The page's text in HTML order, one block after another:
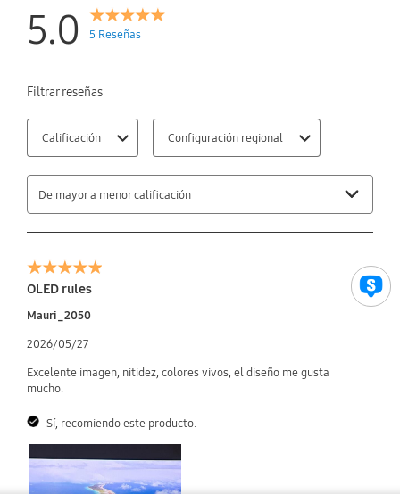
5.0 5 Reseñas
Filtrar reseñas
Calificación Configuración regional
De mayor a menor calificación
OLED rules
Mauri_2050
2026/05/27
Excelente imagen, nitidez, colores vivos, el diseño me gusta
mucho.
Sí, recomiendo este producto.